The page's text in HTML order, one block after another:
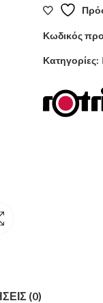
5,00 €.
είναι:
4,80 €.
Κωδικός
Κατηγορίες:
(0)